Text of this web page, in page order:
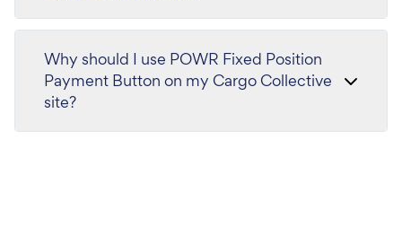
Why should I use POWR Fixed Position
Payment Button on my Cargo Collective
site?